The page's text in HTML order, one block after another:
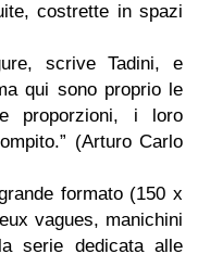
costrette in spazi
scrive Tadini, e
qui sono proprio le
proporzioni, i loro
(Arturo Carlo
formato (150 x
vagues, manichini
serie dedicata alle